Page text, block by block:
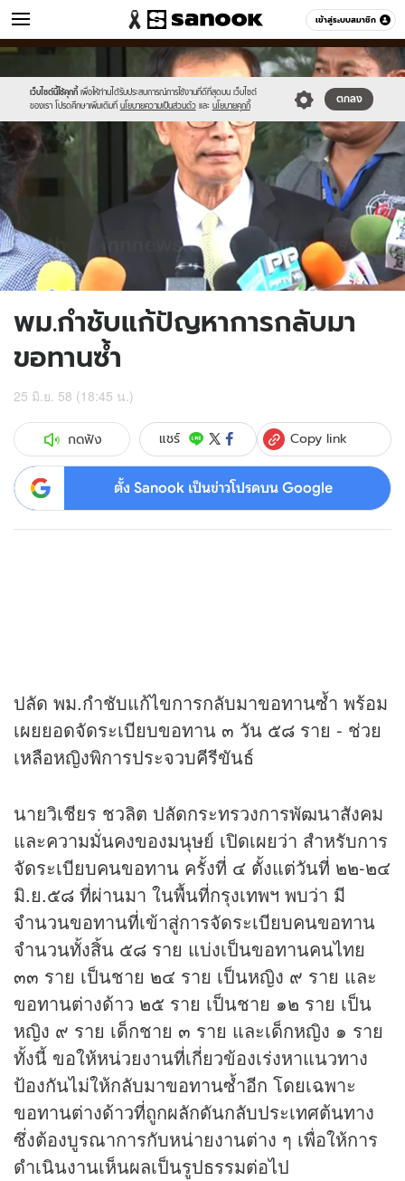
เข้าสู่ระบบสมาชิก
ข่าว หมวดอื่นๆ
เว็บไซต์นี้ใช้คุกกี้ เพื่อให้ท่านได้รับประสบการณ์การใช้งานที่ดีที่สุดบน เว็บไซต์
ของเรา โปรดศึกษาเพิ่มเติมที่ นโยบายความเป็นส่วนตัว และ นโยบายคุกกี้
ตกลง
Sanook
//s.isanook.com/sr/0/images/logo-
new-
sanook.png
600
60
//s.isanook.com/ns/0/ud/363/1818751/627478-
01.jpg
พม.กำชับแก้ปัญหาการกลับมา
ขอทานซ้ำ
25 มิ.ย. 58 (18:45 น.)
กดฟัง แชร์ Copy link
ตั้ง Sanook เป็นข่าวโปรดบน Google
ปลัด พม.กำชับแก้ไขการกลับมาขอทานซ้ำ พร้อม
เผยยอดจัดระเบียบขอทาน ๓ วัน ๕๘ ราย - ช่วย
เหลือหญิงพิการประจวบคีรีขันธ์
นายวิเชียร ชวลิต ปลัดกระทรวงการพัฒนาสังคม
และความมั่นคงของมนุษย์ เปิดเผยว่า สำหรับการ
จัดระเบียบคนขอทาน ครั้งที่ ๔ ตั้งแต่วันที่ ๒๒-๒๔
มิ.ย.๕๘ ที่ผ่านมา ในพื้นที่กรุงเทพฯ พบว่า มี
จำนวนขอทานที่เข้าสู่การจัดระเบียบคนขอทาน
จำนวนทั้งสิ้น ๕๘ ราย แบ่งเป็นขอทานคนไทย
๓๓ ราย เป็นชาย ๒๔ ราย เป็นหญิง ๙ ราย และ
ขอทานต่างด้าว ๒๕ ราย เป็นชาย ๑๒ ราย เป็น
หญิง ๙ ราย เด็กชาย ๓ ราย และเด็กหญิง ๑ ราย
ทั้งนี้ ขอให้หน่วยงานที่เกี่ยวข้องเร่งหาแนวทาง
ป้องกันไม่ให้กลับมาขอทานซ้ำอีก โดยเฉพาะ
ขอทานต่างด้าวที่ถูกผลักดันกลับประเทศต้นทาง
ซึ่งต้องบูรณาการกับหน่ายงานต่าง ๆ เพื่อให้การ
ดำเนินงานเห็นผลเป็นรูปธรรมต่อไป